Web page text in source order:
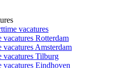
vacatures
vacatures Rotterdam
vacatures Amsterdam
vacatures Tilburg
vacatures Eindhoven